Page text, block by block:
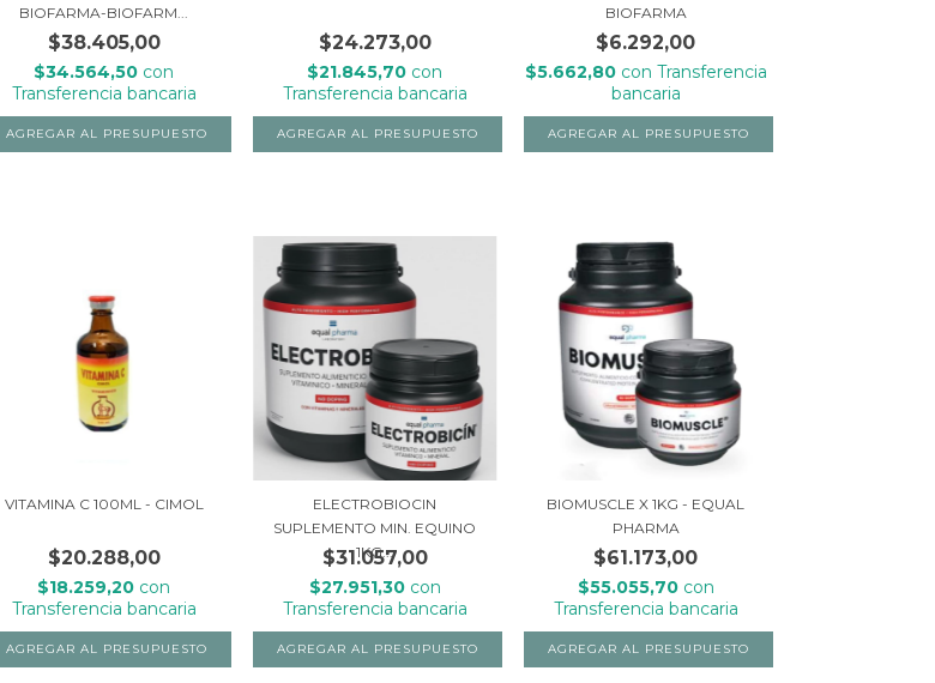
BIOFARMA-BIOFARM...
$38.405,00
$34.564,50 con
Transferencia bancaria
$24.273,00
$21.845,70 con
Transferencia bancaria
BIOFARMA
$6.292,00
$5.662,80 con Transferencia
bancaria
VITAMINA C 100ML - CIMOL
$20.288,00
$18.259,20 con
Transferencia bancaria
ELECTROBIOCIN
SUPLEMENTO MIN. EQUINO
1KG...
$31.057,00
$27.951,30 con
Transferencia bancaria
BIOMUSCLE X 1KG - EQUAL
PHARMA
$61.173,00
$55.055,70 con
Transferencia bancaria